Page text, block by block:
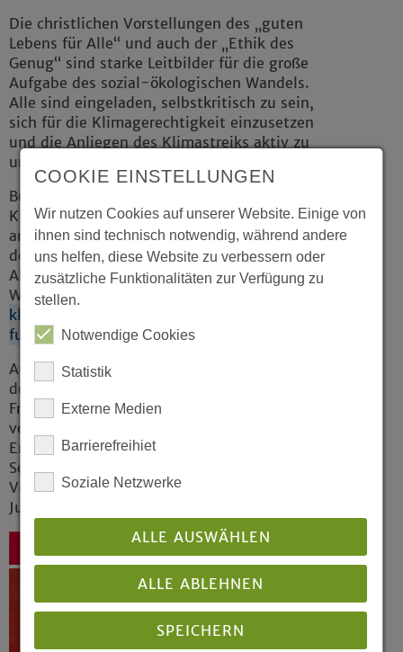
Die christlichen Vorstellungen des „guten
Lebens für Alle“ und auch der „Ethik des
Genug“ sind starke Leitbilder für die große
Aufgabe des sozial-ökologischen Wandels.
Alle sind eingeladen, selbstkritisch zu sein,
sich für die Klimagerechtigkeit einzusetzen
und die Anliegen des Klimastreiks aktiv zu
unterstützen.
Bundesweit beteiligen sich viele
Kirchengemeinden und kirchliche Initiativen
am 25. März mit verschiedenen Aktionen an
dem Globalen Klimastreik. Die geplanten
Aktivitäten sind zu finden auf der
Website www.kirchen-fuer-
klimagerechtigkeit.de/churches-for-
future/aktuelles
Auch die Klima-Allianz Deutschland geht an
dem Aktionstag am 25. März gemeinsam mit
Fridays for Future auf die Straße. Das IKG ist
von Beginn an in diesem Bündnis von Kirchen,
Entwicklungsorganisationen, Umwelt- und
Sozialverbänden, Gewerkschaften,
Verbraucherschutzorganisationen und
Jugendverbänden aktiv.
COOKIE EINSTELLUNGEN
Wir nutzen Cookies auf unserer Website. Einige von
ihnen sind technisch notwendig, während andere
uns helfen, diese Website zu verbessern oder
zusätzliche Funktionalitäten zur Verfügung zu
stellen.
Notwendige Cookies
Statistik
Externe Medien
Barrierefreihiet
Soziale Netzwerke
ALLE AUSWÄHLEN
ALLE ABLEHNEN
SPEICHERN